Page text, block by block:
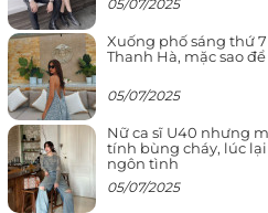
05/07/2025
Xuống phố sáng thứ 7
Thanh Hà, mặc sao
05/07/2025
Nữ ca sĩ U40 nhưng
tính bùng cháy, lúc
ngôn tình
05/07/2025